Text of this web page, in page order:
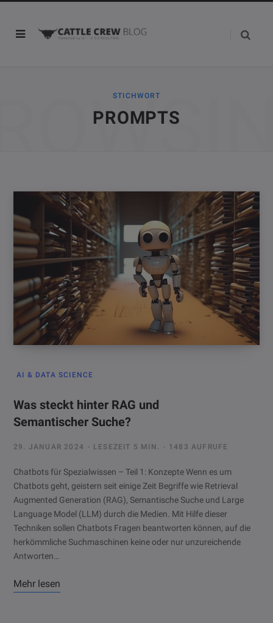
STICHWORT
PROMPTS
AI & DATA SCIENCE
Was steckt hinter RAG und
Semantischer Suche?
29. JANUAR 2024 LESEZEIT 5 MIN. 1483 AUFRUFE
Chatbots für Spezialwissen – Teil 1: Konzepte Wenn es um
Chatbots geht, geistern seit einige Zeit Begriffe wie Retrieval
Augmented Generation (RAG), Semantische Suche und Large
Language Model (LLM) durch die Medien. Mit Hilfe dieser
Techniken sollen Chatbots Fragen beantworten können, auf die
herkömmliche Suchmaschinen keine oder nur unzureichende
Antworten…
Mehr lesen